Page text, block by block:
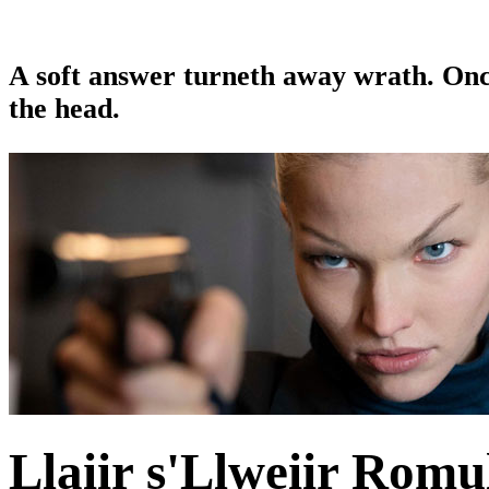
A soft answer turneth away wrath.
the head.
Llaiir s'Llweiir